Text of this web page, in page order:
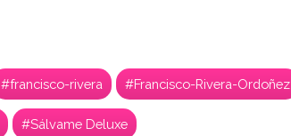
#francisco-rivera #Francisco-Rivera-Ordoñez
#Sálvame Deluxe